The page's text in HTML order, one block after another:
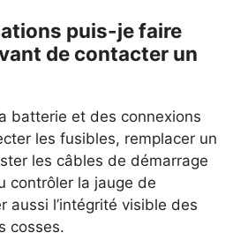
puis-je faire
de contacter un
batterie et des connexions
les fusibles, remplacer un
les câbles de démarrage
contrôler la jauge de
aussi l’intégrité visible des
cosses.